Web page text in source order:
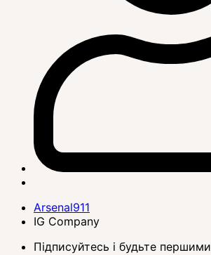
Arsenal911
IG Company
Підписуйтесь і будьте першими